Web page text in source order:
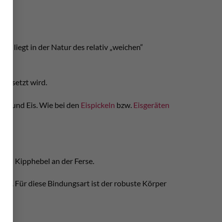
liegt in der Natur des relativ „weichen“
wird.
und Eis. Wie bei den Eispickeln bzw. Eisgeräten
Kipphebel an der Ferse.
Für diese Bindungsart ist der robuste Körper